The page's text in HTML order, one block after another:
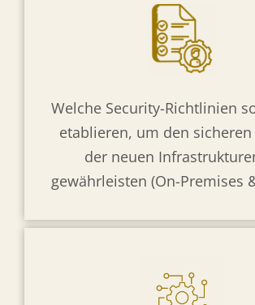
Welche Security-Richtlinien
etablieren, um den
der neuen
gewährleisten (On-Premises